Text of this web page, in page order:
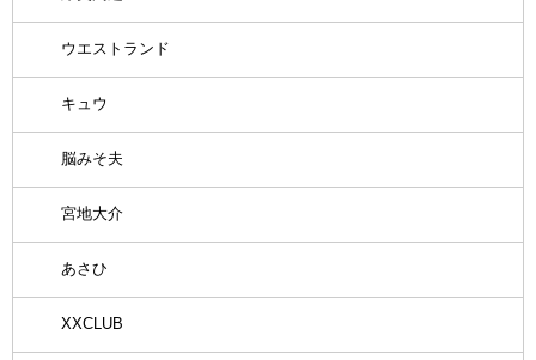
ウエストランド
キュウ
脳みそ夫
宮地大介
あさひ
XXCLUB